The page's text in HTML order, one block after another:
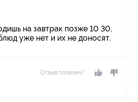
на завтрак позже 10 30,
уже нет и их не доносят.
Отзыв полезен?